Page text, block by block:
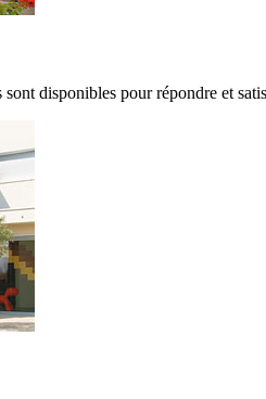
disponibles pour répondre et